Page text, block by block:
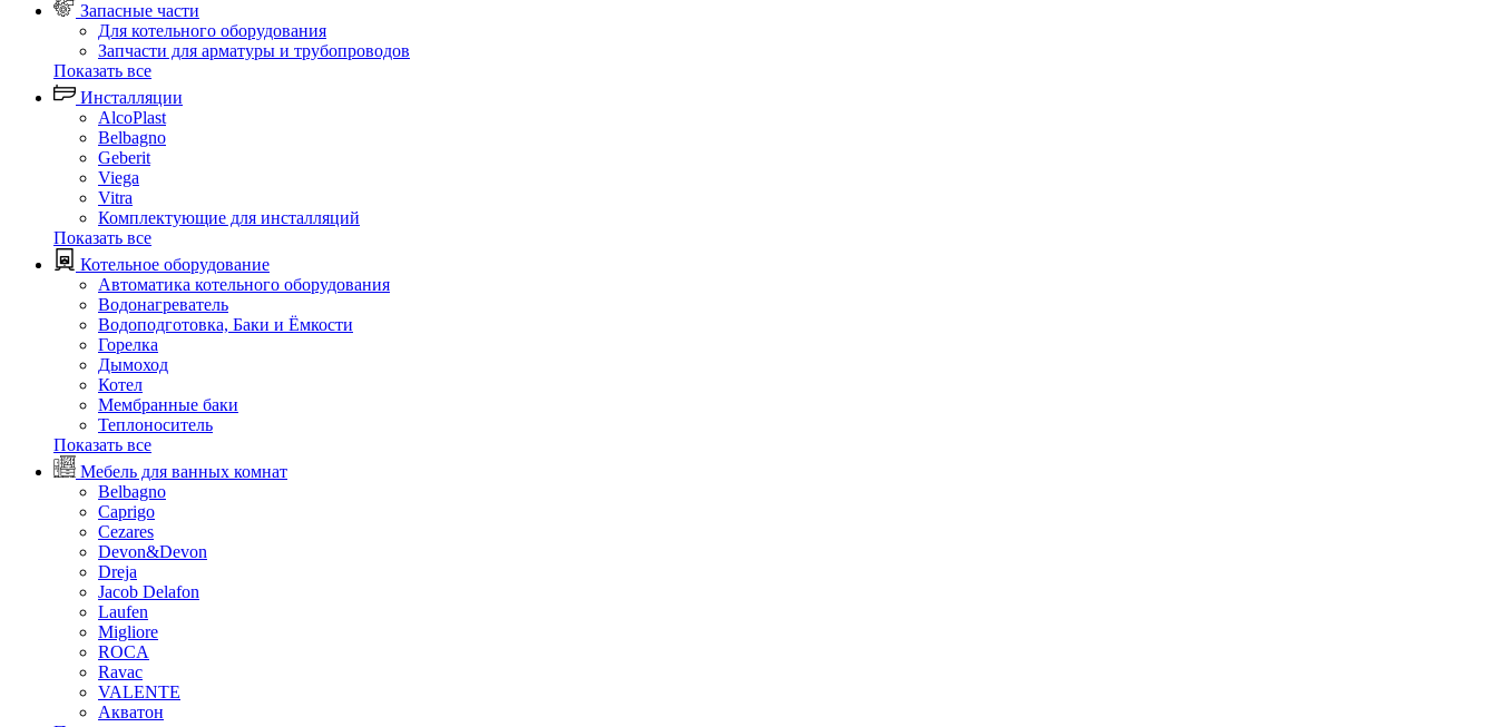
Запасные части
Для котельного оборудования
Запчасти для арматуры и трубопроводов
Показать все
Инсталляции
AlcoPlast
Belbagno
Geberit
Viega
Vitra
Комплектующие для инсталляций
Показать все
Котельное оборудование
Автоматика котельного оборудования
Водонагреватель
Водоподготовка, Баки и Ёмкости
Горелка
Дымоход
Котел
Мембранные баки
Теплоноситель
Показать все
Мебель для ванных комнат
Belbagno
Caprigo
Cezares
Devon&Devon
Dreja
Jacob Delafon
Laufen
Migliore
ROCA
Rаvac
VALENTE
Акватон